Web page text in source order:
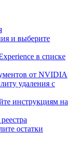
и выберите
в списке
от NVIDIA
удаления с
инструкциям на
остатки